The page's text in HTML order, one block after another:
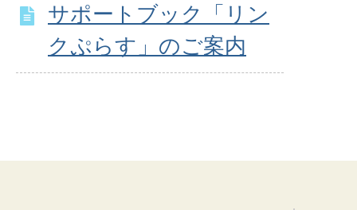
サポートブック「リン
クぷらす」のご案内